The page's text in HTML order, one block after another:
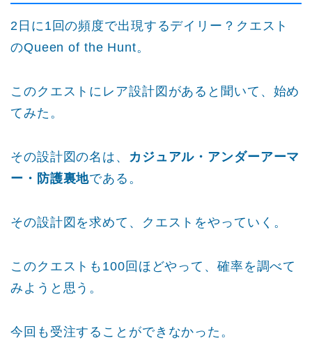
2日に1回の頻度で出現するデイリー？クエスト
のQueen of the Hunt。
このクエストにレア設計図があると聞いて、始め
てみた。
その設計図の名は、
カジュアル・アンダーアーマ
ー・防護裏地である。
その設計図を求めて、クエストをやっていく。
このクエストも100回ほどやって、確率を調べて
みようと思う。
今回も受注することができなかった。